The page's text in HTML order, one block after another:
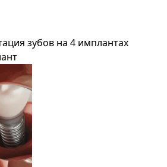
зубов на 4 имплантах